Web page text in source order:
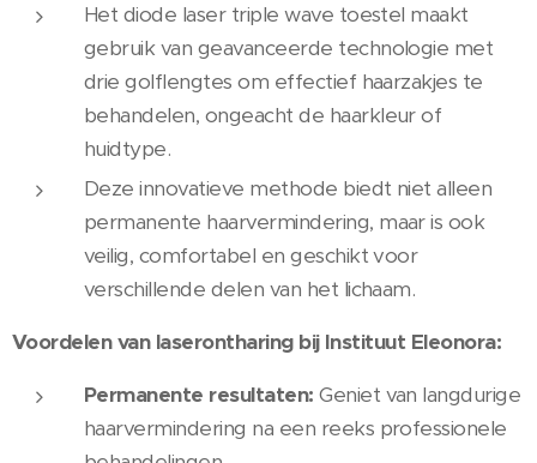
Het diode laser triple wave toestel maakt
gebruik van geavanceerde technologie met
drie golflengtes om effectief haarzakjes te
behandelen, ongeacht de haarkleur of
huidtype.
Deze innovatieve methode biedt niet alleen
permanente haarvermindering, maar is ook
veilig, comfortabel en geschikt voor
verschillende delen van het lichaam.
Voordelen van laserontharing bij Instituut Eleonora:
Permanente resultaten: Geniet van langdurige
haarvermindering na een reeks professionele